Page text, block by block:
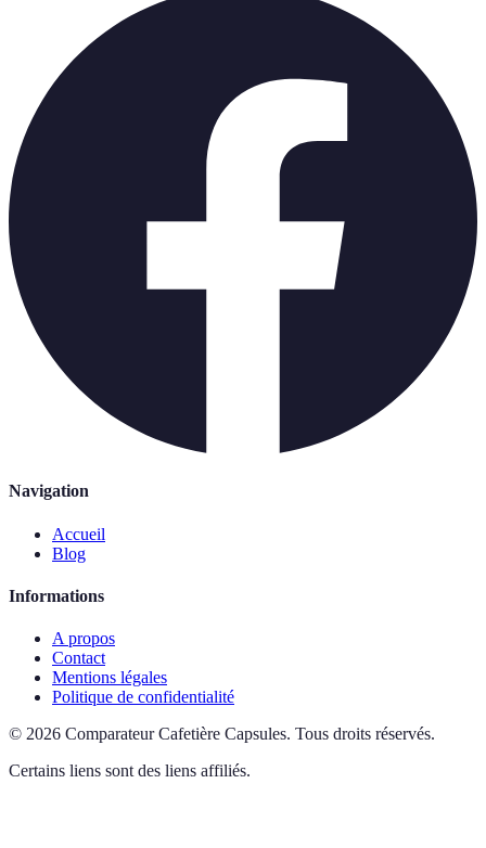
Navigation
Accueil
Blog
Informations
A propos
Contact
Mentions légales
Politique de confidentialité
© 2026 Comparateur Cafetière Capsules. Tous droits réservés.
Certains liens sont des liens affiliés.